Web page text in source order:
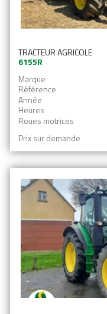
TRACTEUR AGRICOLE
6155R
Marque
Référence
Année
Heures
Roues motrices
Prix sur demande